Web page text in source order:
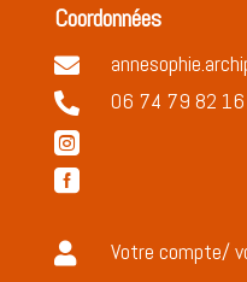
Coordonnées

 06 74 79 82 16


 Votre compte/